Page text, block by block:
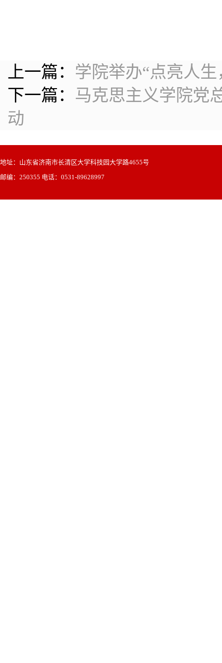
上一篇： 学院举办“点亮人
下一篇： 马克思主义学院党
动
地址：山东省济南市长清区大学科技园大学路4655号
邮编：250355 电话：0531-89628997